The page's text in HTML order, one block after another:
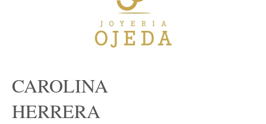
CAROLINA
HERRERA